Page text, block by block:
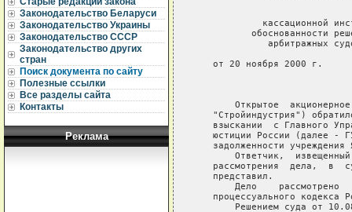
Законодательство Беларуси
Законодательство Украины
Законодательство СССР
Законодательство других
стран
Поиск документа по сайту
Полезные ссылки
Все разделы сайта
Контакты
Реклама
кассационной
обоснованности
арбитражных
от 20 ноября 2000 г.
Открытое
"Стройиндустрия")
взыскании  с Главного
юстиции России (далее -
задолженности учреждения
Ответчик,
рассмотрения  дела,  в
   представил.
Дело    рассмотрено
процессуального кодекса
Решением суда от